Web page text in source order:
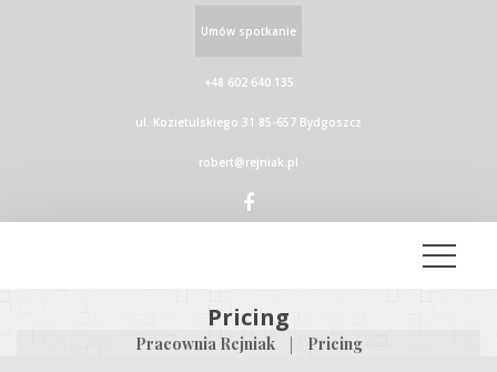
+48 602 640 135
ul. Kozietulskiego 31 85-657 Bydgoszcz
robert@rejniak.pl
Umów spotkanie
Pricing
Pracownia Rejniak | Pricing